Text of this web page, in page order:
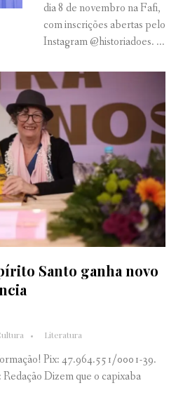
dia 8 de novembro na Fafi,
com inscrições abertas pelo
Instagram @historiadoes. ...
Santo ganha novo
Literatura
Pix: 47.964.551/0001-39.
Dizem que o capixaba